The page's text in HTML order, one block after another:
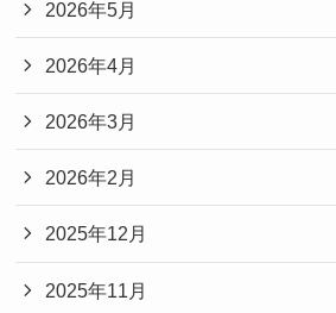
2026年5月
2026年4月
2026年3月
2026年2月
2025年12月
2025年11月